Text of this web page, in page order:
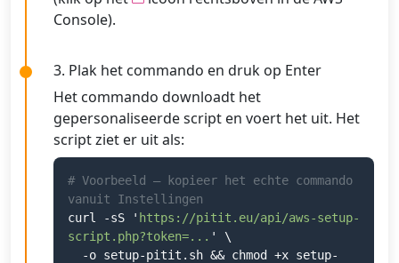
Console).
3. Plak het commando en druk op Enter
Het commando downloadt het
gepersonaliseerde script en voert het uit. Het
script ziet er uit als:
# Voorbeeld — kopieer het echte commando
vanuit Instellingen
curl -sS ' https://pitit.eu/api/aws-setup-
script.php?token=... ' \
-o setup-pitit.sh && chmod +x setup-